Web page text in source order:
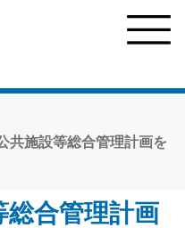
共施設等総合管理計画を
総合管理計画